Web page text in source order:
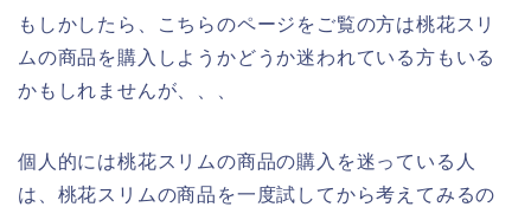
もしかしたら、こちらのページをご覧の方は桃花スリ
ムの商品を購入しようかどうか迷われている方もいる
かもしれませんが、、、
個人的には桃花スリムの商品の購入を迷っている人
は、桃花スリムの商品を一度試してから考えてみるの